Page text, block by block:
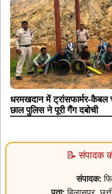
धरमखदान में ट्रांसफार्मर-कैबल
छाल पुलिस ने पूरी गैंग दबोची
📝 संपादक
संपादक:
बिलासपुर,
📞 98271
98279